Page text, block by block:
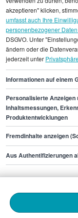
einzelnen
Digital Manager
Finde
der zu
Bewerbende
akzeptieren" klicken,
umfasst auch Ihre
personenbezogener
DSGVO. Unter
ändern oder die
jederzeit unter
Informationen auf einem
Personalisierte Anzeigen
Inhaltsmessungen,
Produktentwicklungen
Fremdinhalte anzeigen
Aus Authentifizierungen